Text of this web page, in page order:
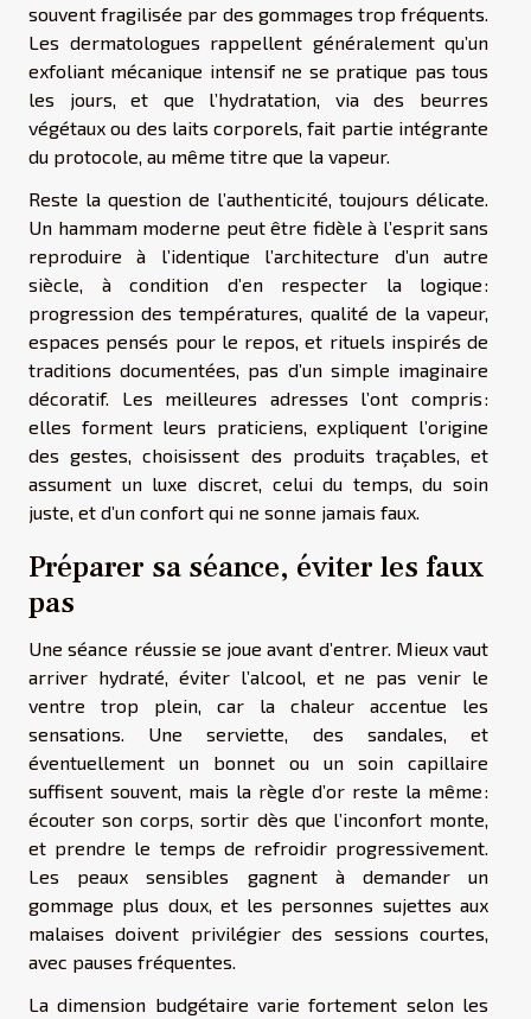
souvent fragilisée par des gommages trop fréquents.
Les dermatologues rappellent généralement qu’un
exfoliant mécanique intensif ne se pratique pas tous
les jours, et que l’hydratation, via des beurres
végétaux ou des laits corporels, fait partie intégrante
du protocole, au même titre que la vapeur.
Reste la question de l’authenticité, toujours délicate.
Un hammam moderne peut être fidèle à l’esprit sans
reproduire à l’identique l’architecture d’un autre
siècle, à condition d’en respecter la logique :
progression des températures, qualité de la vapeur,
espaces pensés pour le repos, et rituels inspirés de
traditions documentées, pas d’un simple imaginaire
décoratif. Les meilleures adresses l’ont compris :
elles forment leurs praticiens, expliquent l’origine
des gestes, choisissent des produits traçables, et
assument un luxe discret, celui du temps, du soin
juste, et d’un confort qui ne sonne jamais faux.
Préparer sa séance, éviter les faux
pas
Une séance réussie se joue avant d’entrer. Mieux vaut
arriver hydraté, éviter l’alcool, et ne pas venir le
ventre trop plein, car la chaleur accentue les
sensations. Une serviette, des sandales, et
éventuellement un bonnet ou un soin capillaire
suffisent souvent, mais la règle d’or reste la même :
écouter son corps, sortir dès que l’inconfort monte,
et prendre le temps de refroidir progressivement.
Les peaux sensibles gagnent à demander un
gommage plus doux, et les personnes sujettes aux
malaises doivent privilégier des sessions courtes,
avec pauses fréquentes.
La dimension budgétaire varie fortement selon les